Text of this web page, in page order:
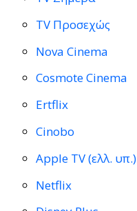
TV Προσεχώς
Nova Cinema
Cosmote Cinema
Ertflix
Cinobo
Apple TV (ελλ. υπ.)
Netflix